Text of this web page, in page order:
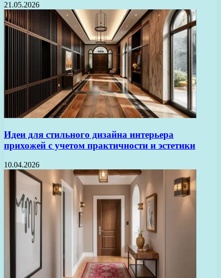
21.05.2026
Идеи для стильного дизайна интерьера
прихожей с учетом практичности и эстетики
10.04.2026